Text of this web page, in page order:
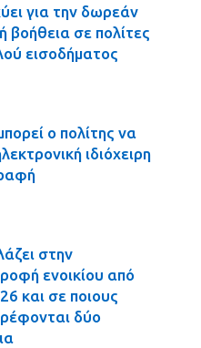
για την δωρεάν
βοήθεια σε πολίτες
εισοδήματος
ο πολίτης να
ιδιόχειρη
στην
ενοικίου από
και σε ποιους
δύο